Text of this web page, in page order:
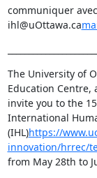
communiquer
ihl@uOttawa.ca
The University of
Education Centre,
invite you to the
International
(IHL)https://
innovation/hrrec/
from May 28th to